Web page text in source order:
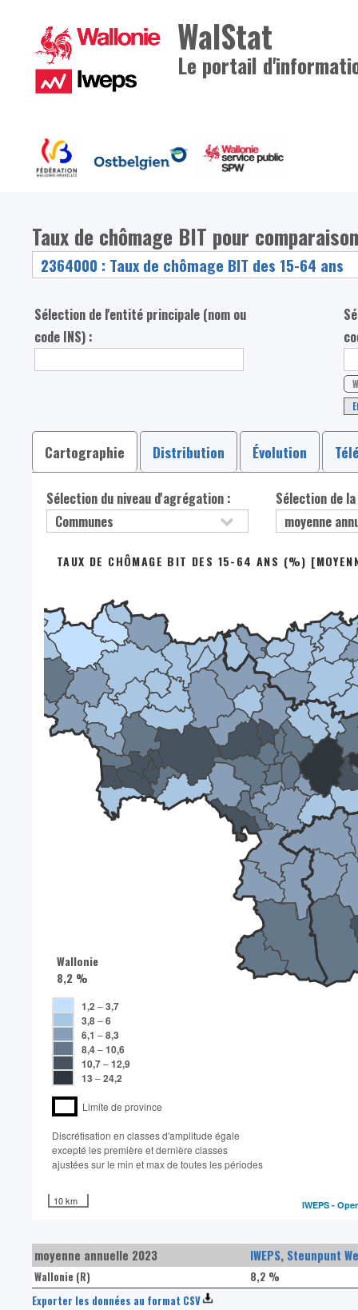
WalStat
Le portail
Taux de chômage BIT pour
Sélection de l'entité principale (nom ou
code INS) :
Cartographie Distribution Évolution
Sélection du niveau d'agrégation : Sélection de
TAUX DE CHÔMAGE BIT DES 15-64 ANS (%)
Wallonie
8,2 %
1,2 –3,7
3,8–6
6,1 –8,3
8,4–10,6
10,7–12,9
13 –24,2
Limite de province
Discrétisation en classes d'amplitude égale​
excepté les première et dernière classes
ajustées sur le min et max de toutes les périodes
10 km IWEPS -
moyenne annuelle 2023 IWEPS, Steunpunt
Wallonie (R)
8,2 %
Exporter les données au format CSV